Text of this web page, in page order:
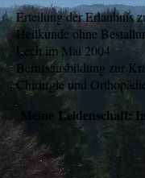
Erteilung der Erlaubnis
Heilkunde ohne
Lech im Mai 2004
Berufsausbildung zur
Chirurgie und
Meine Leidenschaft: